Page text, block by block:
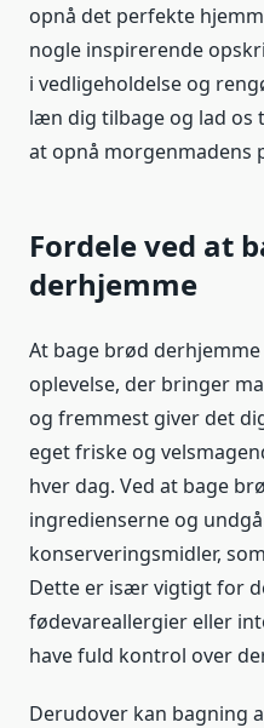
opnå det perfekte
nogle inspirerende
i vedligeholdelse og
læn dig tilbage og lad os
at opnå morgenmadens
Fordele ved at
derhjemme
At bage brød
oplevelse, der bringer
og fremmest giver det
eget friske og
hver dag. Ved at bage
ingredienserne og
konserveringsmidler,
Dette er især vigtigt for
fødevareallergier eller
have fuld kontrol over
Derudover kan bagning